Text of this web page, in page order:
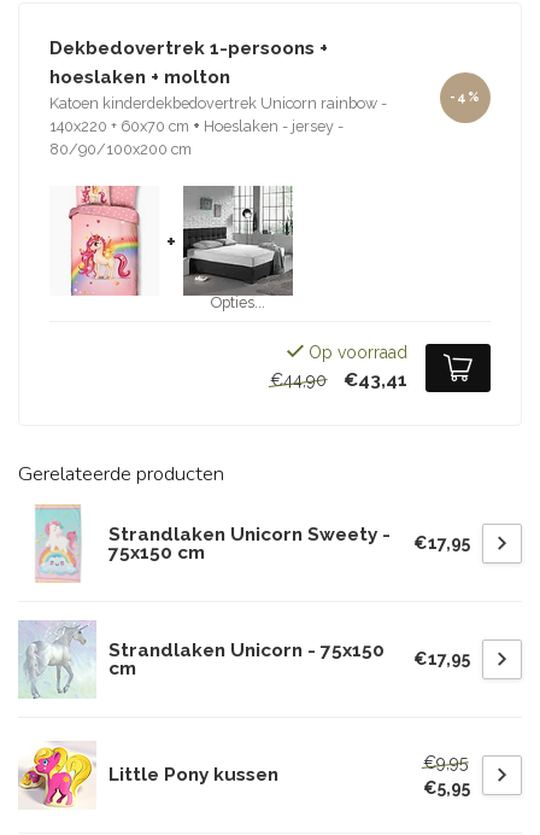
Dekbedovertrek 1-persoons +
hoeslaken + molton
Katoen kinderdekbedovertrek Unicorn rainbow -
140x220 + 60x70 cm + Hoeslaken - jersey -
80/90/100x200 cm
-4%
+
Opties...
Op voorraad
€44,90
€43,41
Gerelateerde producten
Strandlaken Unicorn Sweety -
75x150 cm
€17,95
Strandlaken Unicorn - 75x150
cm
€17,95
Little Pony kussen
€9,95
€5,95